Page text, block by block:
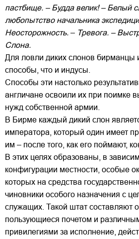
пастбище. – Будда велик! – Белый
любопытство начальника
Неосторожность. – Тревога. –
Слона.
Для ловли диких слонов бирманцы
способы, что и индусы.
Способы эти настолько
англичане освоили их при поимке
нужд собственной армии.
В Бирме каждый дикий слон
императора, который один имеет
им – после того, как его поймают,
В этих целях образованы, в
конфигурации местности, особые
которых на средства
чиновники особого назначения с
служащих. Такой штат составляют
пользующиеся почетом и
привилегиями за исполнение,